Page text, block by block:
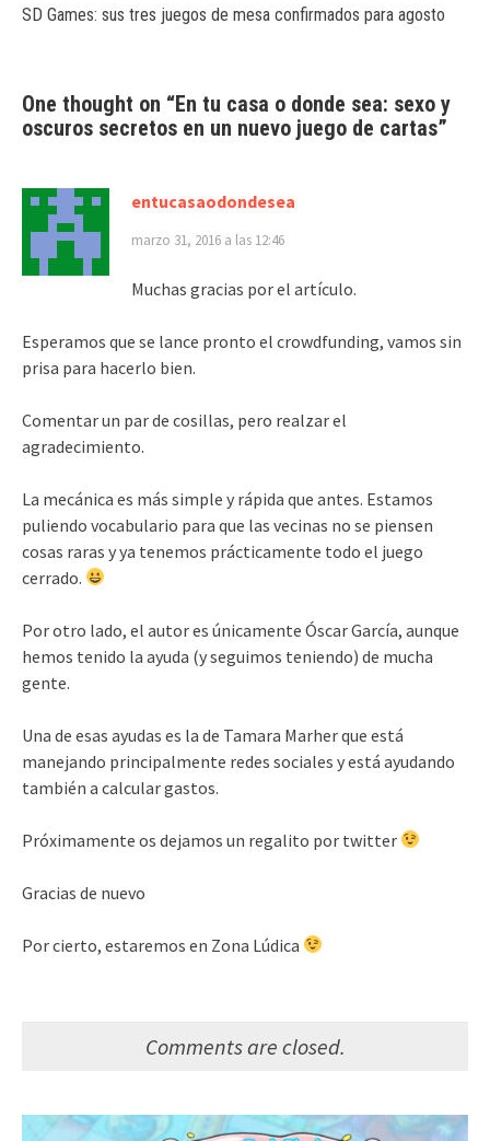
SD Games: sus tres juegos de mesa confirmados para agosto
One thought on “En tu casa o donde sea: sexo y
oscuros secretos en un nuevo juego de cartas”
entucasaodondesea
marzo 31, 2016 a las 12:46
Muchas gracias por el artículo.
Esperamos que se lance pronto el crowdfunding, vamos sin
prisa para hacerlo bien.
Comentar un par de cosillas, pero realzar el
agradecimiento.
La mecánica es más simple y rápida que antes. Estamos
puliendo vocabulario para que las vecinas no se piensen
cosas raras y ya tenemos prácticamente todo el juego
cerrado.
Por otro lado, el autor es únicamente Óscar García, aunque
hemos tenido la ayuda (y seguimos teniendo) de mucha
gente.
Una de esas ayudas es la de Tamara Marher que está
manejando principalmente redes sociales y está ayudando
también a calcular gastos.
Próximamente os dejamos un regalito por twitter
Gracias de nuevo
Por cierto, estaremos en Zona Lúdica
Comments are closed.